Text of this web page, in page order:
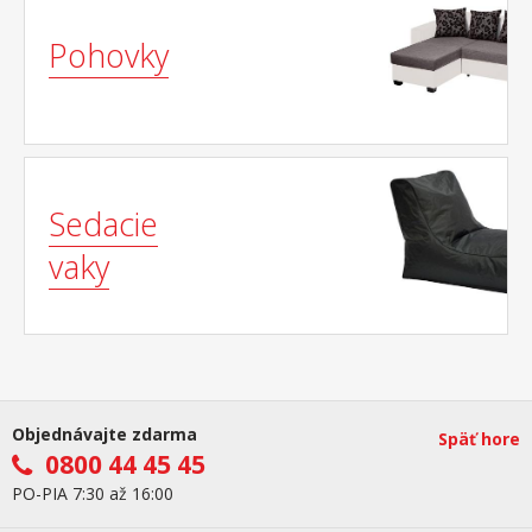
Pohovky
Sedacie
vaky
Objednávajte zdarma
0800 44 45 45
PO-PIA 7:30 až 16:00
Späť hore